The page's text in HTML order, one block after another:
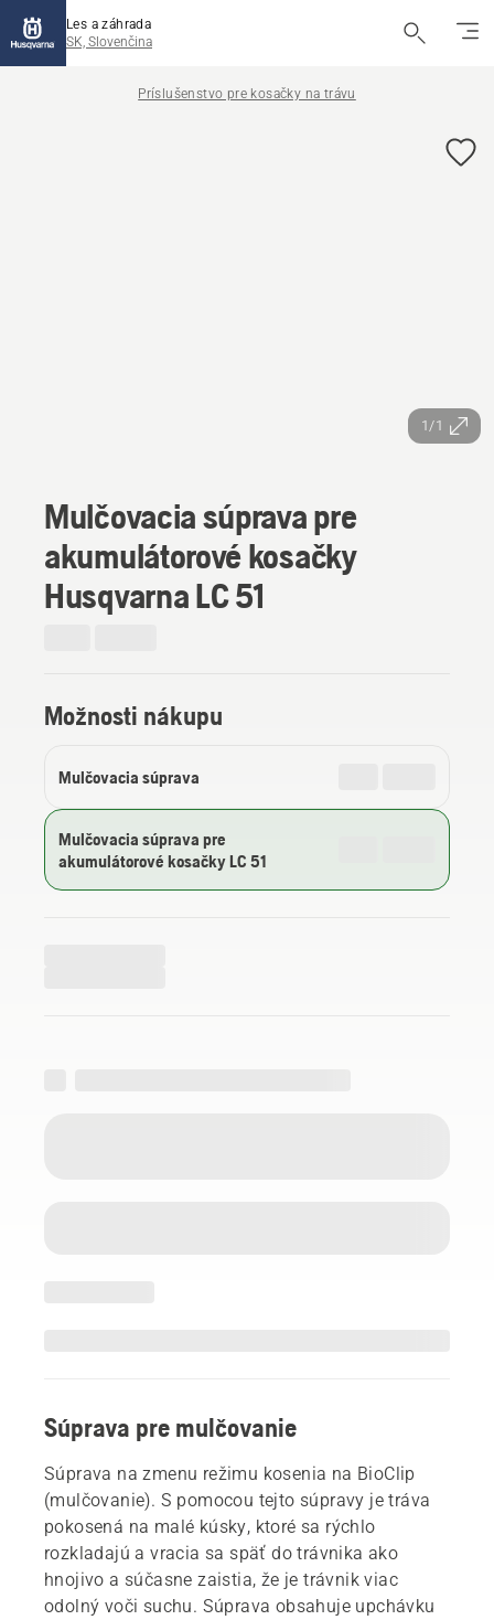
Les a záhrada
SK, Slovenčina
Príslušenstvo pre kosačky na trávu
1/1
Mulčovacia súprava pre
akumulátorové kosačky
Husqvarna LC 51
Možnosti nákupu
Mulčovacia súprava
Mulčovacia súprava pre
akumulátorové kosačky LC 51
Súprava pre mulčovanie
Súprava na zmenu režimu kosenia na BioClip
(mulčovanie). S pomocou tejto súpravy je tráva
pokosená na malé kúsky, ktoré sa rýchlo
rozkladajú a vracia sa späť do trávnika ako
hnojivo a súčasne zaistia, že je trávnik viac
odolný voči suchu. Súprava obsahuje upchávku